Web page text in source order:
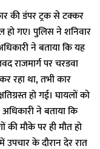
की डंपर ट्रक से टक्कर
हो गए। पुलिस ने शनिवार
ने बताया कि यह
राजमार्ग पर चरडवा
रहा था, तभी कार
हो गई। घायलों को
ने बताया कि
मौके पर ही मौत हो
के दौरान देर रात